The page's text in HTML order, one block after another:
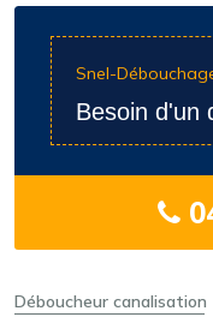
Snel-
Besoin d'un
Déboucheur canalisation